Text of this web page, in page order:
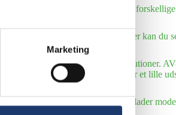
Marketing
leveret og installeret mange
række folke- og efterskoler. Her kan du
kommuner og offentlige institutioner.
for AV-løsninger. Her følger et lille
menigheds- og sognehuse. Vi lader